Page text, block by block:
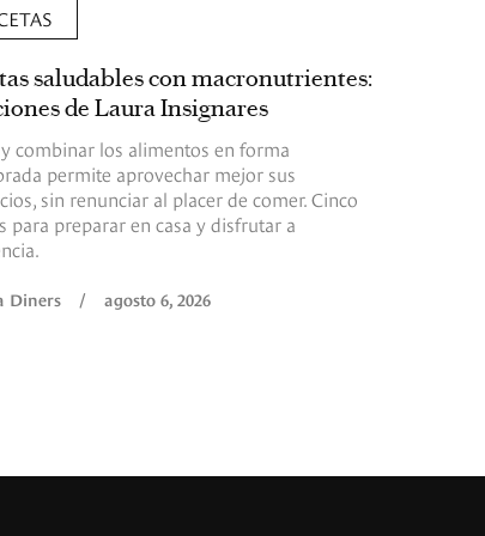
saludables con macronutrientes:
de Laura Insignares
combinar los alimentos en forma
permite aprovechar mejor sus
sin renunciar al placer de comer. Cinco
para preparar en casa y disfrutar a
Diners / agosto 6, 2026